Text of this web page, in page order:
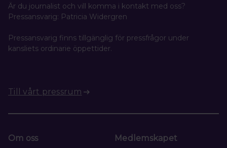
Är du journalist och vill komma i kontakt med oss?
Pressansvarig: Patricia Widergren
Pressansvarig finns tillgänglig för pressfrågor under
kansliets ordinarie öppettider.
Till vårt pressrum
Om oss Medlemskapet